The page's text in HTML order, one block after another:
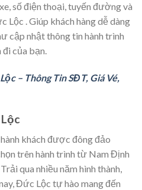
số điện thoại, tuyến đường và
Lộc . Giúp khách hàng dễ dàng
cập nhật thông tin hành trình
đi của bạn.
– Thông Tin SĐT, Giá Vé,
khách được đông đảo
trên hành trình từ Nam Định
qua nhiều năm hình thành,
Đức Lộc tự hào mang đến